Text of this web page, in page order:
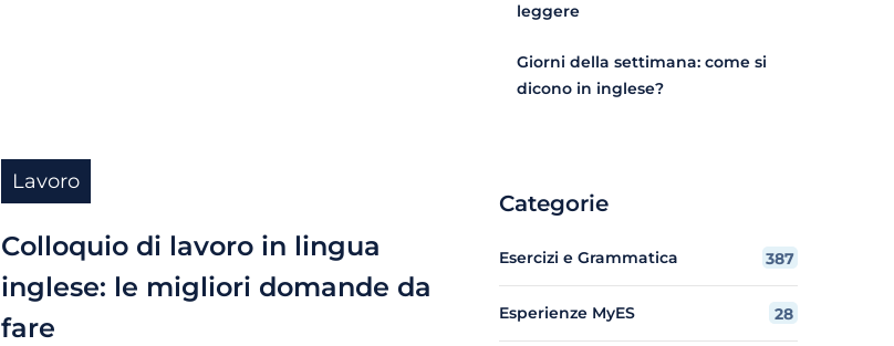
Lavoro
Colloquio di lavoro in lingua
inglese: le migliori domande da
fare
leggere
Giorni della settimana: come si
dicono in inglese?
Categorie
Esercizi e Grammatica 387
Esperienze MyES 28